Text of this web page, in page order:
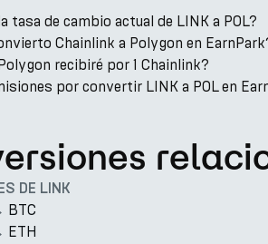
tasa de cambio actual de LINK a POL?
Chainlink a Polygon en
recibiré por 1 Chainlink?
por convertir LINK a POL en
DE LINK
BTC
ETH